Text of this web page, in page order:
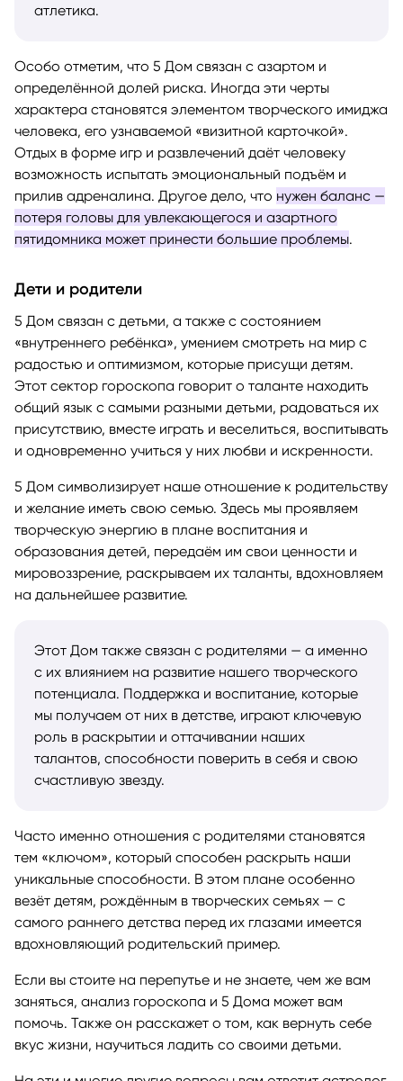
атлетика.
Особо отметим, что 5 Дом связан с азартом и
определённой долей риска. Иногда эти черты
характера становятся элементом творческого имиджа
человека, его узнаваемой «визитной карточкой».
Отдых в форме игр и развлечений даёт человеку
возможность испытать эмоциональный подъём и
прилив адреналина. Другое дело, что нужен баланс —
потеря головы для увлекающегося и азартного
пятидомника может принести большие проблемы.
Дети и родители
5 Дом связан с детьми, а также с состоянием
«внутреннего ребёнка», умением смотреть на мир с
радостью и оптимизмом, которые присущи детям.
Этот сектор гороскопа говорит о таланте находить
общий язык с самыми разными детьми, радоваться их
присутствию, вместе играть и веселиться, воспитывать
и одновременно учиться у них любви и искренности.
5 Дом символизирует наше отношение к родительству
и желание иметь свою семью. Здесь мы проявляем
творческую энергию в плане воспитания и
образования детей, передаём им свои ценности и
мировоззрение, раскрываем их таланты, вдохновляем
на дальнейшее развитие.
Этот Дом также связан с родителями — а именно
с их влиянием на развитие нашего творческого
потенциала. Поддержка и воспитание, которые
мы получаем от них в детстве, играют ключевую
роль в раскрытии и оттачивании наших
талантов, способности поверить в себя и свою
счастливую звезду.
Часто именно отношения с родителями становятся
тем «ключом», который способен раскрыть наши
уникальные способности. В этом плане особенно
везёт детям, рождённым в творческих семьях — с
самого раннего детства перед их глазами имеется
вдохновляющий родительский пример.
Если вы стоите на перепутье и не знаете, чем же вам
заняться, анализ гороскопа и 5 Дома может вам
помочь. Также он расскажет о том, как вернуть себе
вкус жизни, научиться ладить со своими детьми.